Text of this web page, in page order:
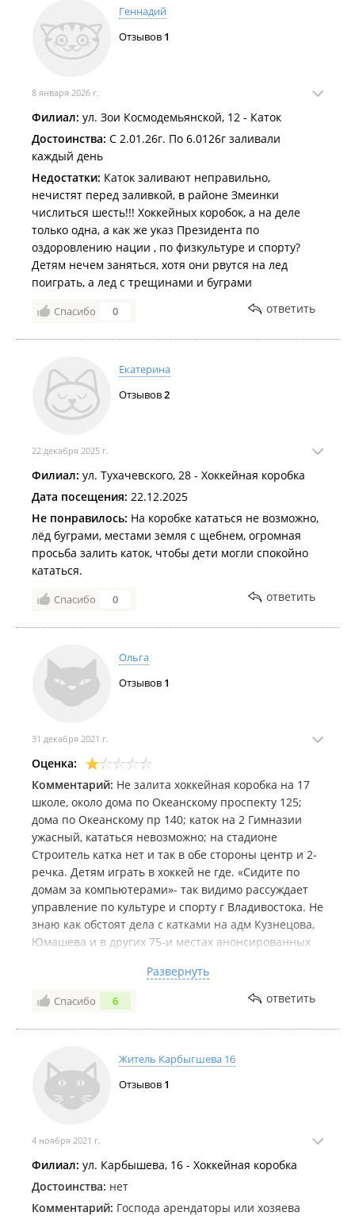
Тёплый декабрь мешает заливать катки во Владивостоке
Более 70 катков во всех районах города будут работать этой
зимой для жителей и гостей Владивостока
Геннадий
Отзывов 1
8 января 2026 г.
Филиал: ул. Зои Космодемьянской, 12 - Каток
Достоинства: С 2.01.26г. По 6.0126г заливали
каждый день
Недостатки: Каток заливают неправильно,
нечистят перед заливкой, в районе Змеинки
числиться шесть!!! Хоккейных коробок, а на деле
только одна, а как же указ Президента по
оздоровлению нации , по физкультуре и спорту?
Детям нечем заняться, хотя они рвутся на лед
поиграть, а лед с трещинами и буграми
Спасибо 0 ответить
Екатерина
Отзывов2
22 декабря 2025 г.
Филиал: ул. Тухачевского, 28 - Хоккейная коробка
Дата посещения: 22.12.2025
Не понравилось: На коробке кататься не возможно,
лёд буграми, местами земля с щебнем, огромная
просьба залить каток, чтобы дети могли спокойно
кататься.
Спасибо 0 ответить
Ольга
Отзывов 1
31 декабря 2021 г.
Оценка:
Комментарий: Не залита хоккейная коробка на 17
школе, около дома по Океанскому проспекту 125;
дома по Океанскому пр 140; каток на 2 Гимназии
ужасный, кататься невозможно; на стадионе
Строитель катка нет и так в обе стороны центр и 2-
речка. Детям играть в хоккей не где. «Сидите по
домам за компьютерами»- так видимо рассуждает
управление по культуре и спорту г Владивостока. Не
знаю как обстоят дела с катками на адм Кузнецова,
Юмашева и в других 75-и местах анонсированных
лет ехать далековато на каток в парк им Лазо,
например. В шаговой доступности или хотя на
транспорте до 5 остановок ничего нет!!!!
Развернуть
Спасибо 6 ответить
Житель Карбыгшева 16
Отзывов 1
4 ноября 2021 г.
Филиал: ул. Карбышева, 16 - Хоккейная коробка
Достоинства: нет
Комментарий: Господа арендаторы или хозяева